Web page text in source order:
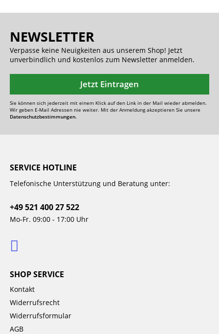
NEWSLETTER
Verpasse keine Neuigkeiten aus unserem Shop! Jetzt
unverbindlich und kostenlos zum Newsletter anmelden.
Jetzt Eintragen
Sie können sich jederzeit mit einem Klick auf den Link in der Mail wieder abmelden.
Wir geben E-Mail Adressen nie weiter. Mit der Anmeldung akzeptieren Sie unsere
Datenschutzbestimmungen.
SERVICE HOTLINE
Telefonische Unterstützung und Beratung unter:
+49 521 400 27 522
Mo-Fr. 09:00 - 17:00 Uhr
SHOP SERVICE
Kontakt
Widerrufsrecht
Widerrufsformular
AGB